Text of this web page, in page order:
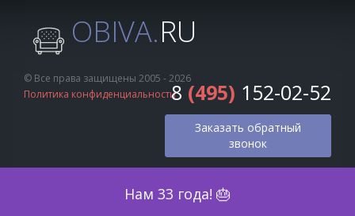
Нам 33 года! 🎂
OBIVA.RU
© Все права защищены 2005 - 2026
Политика конфиденциальности8 (495) 152-02-52
Заказать обратный
звонок